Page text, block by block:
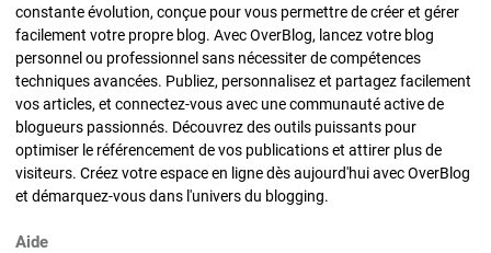
constante évolution, conçue pour vous permettre de créer et gérer
facilement votre propre blog. Avec OverBlog, lancez votre blog
personnel ou professionnel sans nécessiter de compétences
techniques avancées. Publiez, personnalisez et partagez facilement
vos articles, et connectez-vous avec une communauté active de
blogueurs passionnés. Découvrez des outils puissants pour
optimiser le référencement de vos publications et attirer plus de
visiteurs. Créez votre espace en ligne dès aujourd'hui avec OverBlog
et démarquez-vous dans l'univers du blogging.
Aide